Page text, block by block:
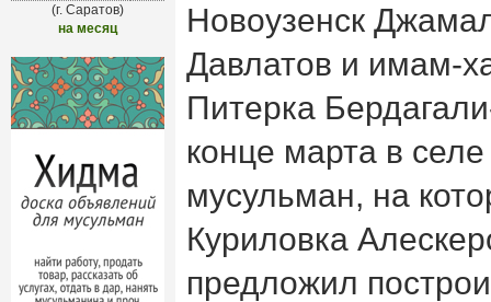
(г. Саратов)
на месяц
Новоузенск
Давлатов и имам-
Питерка
конце марта в
мусульман, на
Куриловка
предложил